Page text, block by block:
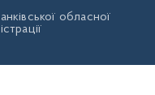
обласної